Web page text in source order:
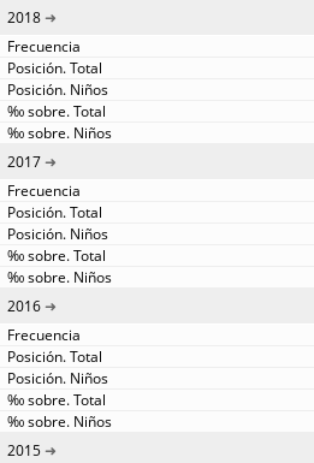
2018
2017
2016
2015